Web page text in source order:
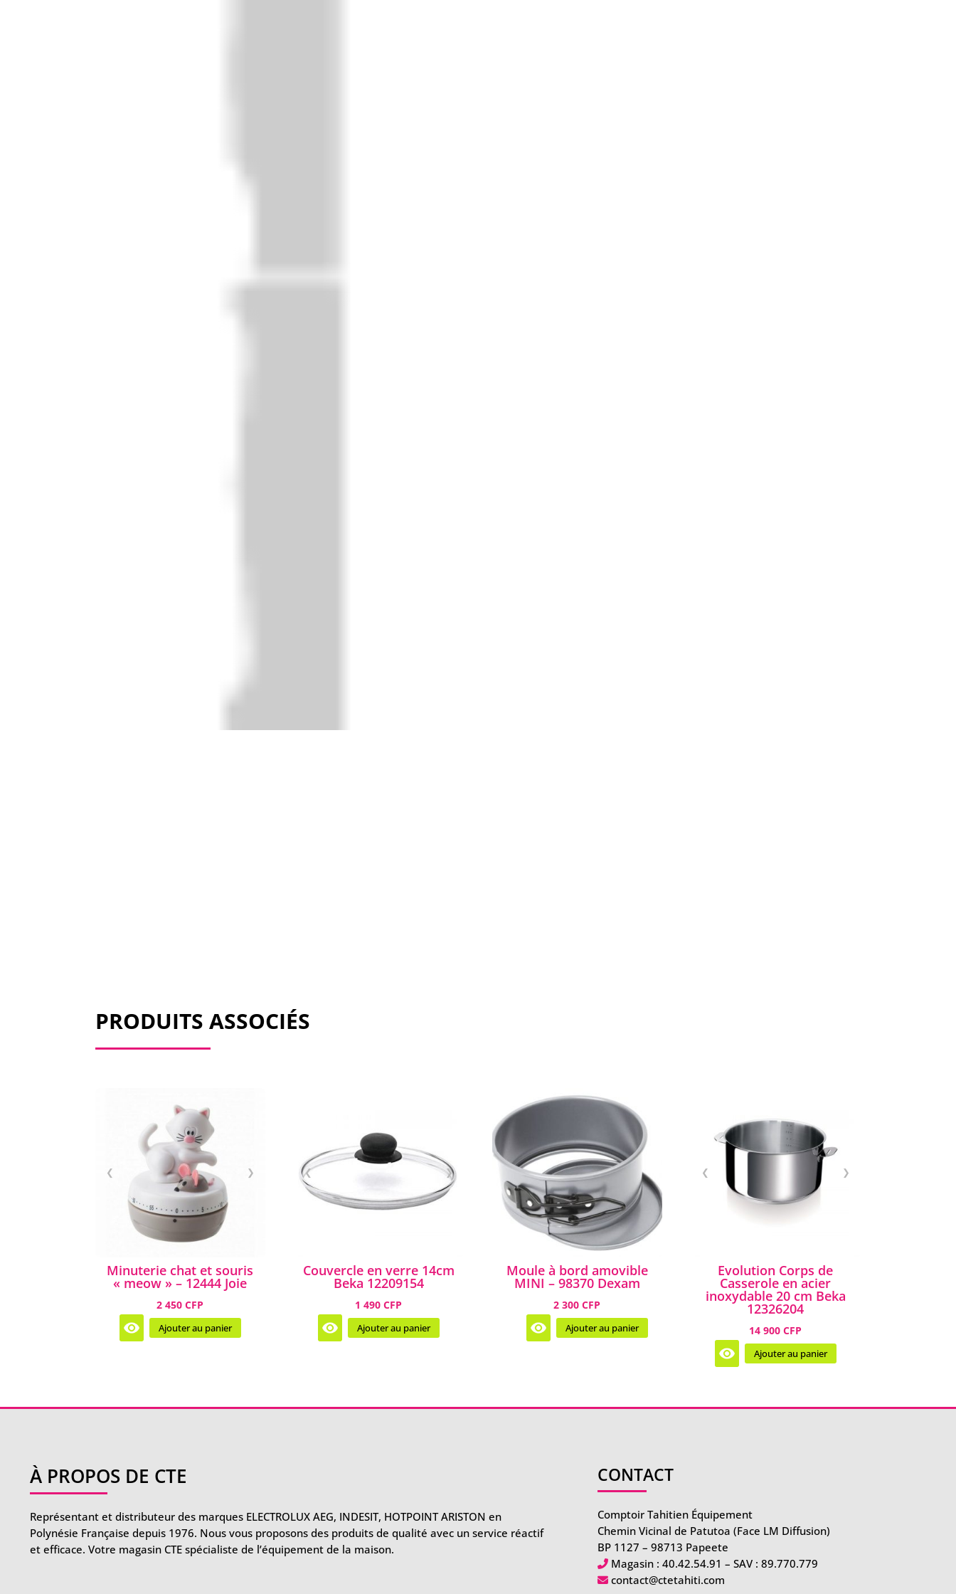
PRODUITS ASSOCIÉS
❮ ❯
Minuterie chat et souris
« meow » – 12444 Joie
2 450 CFP
Ajouter au panier
❮ ❯
Couvercle en verre 14cm
Beka 12209154
1 490 CFP
Ajouter au panier
Moule à bord amovible
MINI – 98370 Dexam
2 300 CFP
Ajouter au panier
❮ ❯
Evolution Corps de
Casserole en acier
inoxydable 20 cm Beka
12326204
14 900 CFP
Ajouter au panier
À PROPOS DE CTE
Représentant et distributeur des marques ELECTROLUX AEG, INDESIT, HOTPOINT ARISTON en
Polynésie Française depuis 1976. Nous vous proposons des produits de qualité avec un service réactif
et efficace. Votre magasin CTE spécialiste de l’équipement de la maison.
CONTACT
Comptoir Tahitien Équipement
Chemin Vicinal de Patutoa (Face LM Diffusion)
BP 1127 – 98713 Papeete
Magasin : 40.42.54.91 – SAV : 89.770.779
contact@ctetahiti.com